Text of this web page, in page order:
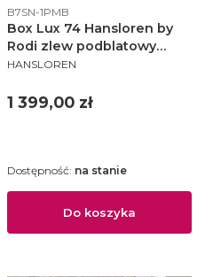
Kod produktu
B7SN-1PMB
Box Lux 74 Hansloren by
Rodi zlew podblatowy
740x400 korek manulany
1PMB
PRODUCENT
HANSLOREN
Cena
1 399,00 zł
Do koszyka
Dostępność: na stanie